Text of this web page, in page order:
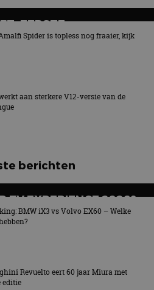
EERSTE
SHOCKEERT
Spider is topless nog fraaier, kijk
aan sterkere V12-versie van de
berichten
EV EXPERIENCE 2026?
tot 26 september
BMW iX3 vs Volvo EX60 – Welke
Revuelto eert 60 jaar Miura met
editie